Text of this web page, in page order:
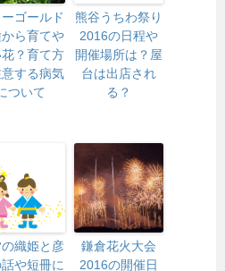
ゴールド
ら育てや
？育て方
する病気
ついて
熊谷うちわ祭り
2016の日程や
開催場所は？屋
台は出店され
る？
織姫と彦
や短冊に
鎌倉花火大会
2016の開催日